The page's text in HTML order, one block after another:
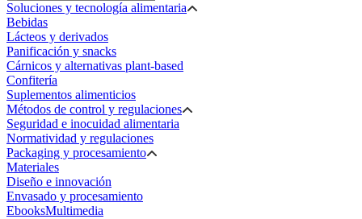
Soluciones y tecnología alimentaria
Bebidas
Lácteos y derivados
Panificación y snacks
Cárnicos y alternativas plant-based
Confitería
Suplementos alimenticios
Métodos de control y regulaciones
Seguridad e inocuidad alimentaria
Normatividad y regulaciones
Packaging y procesamiento
Materiales
Diseño e innovación
Envasado y procesamiento
EbooksMultimedia